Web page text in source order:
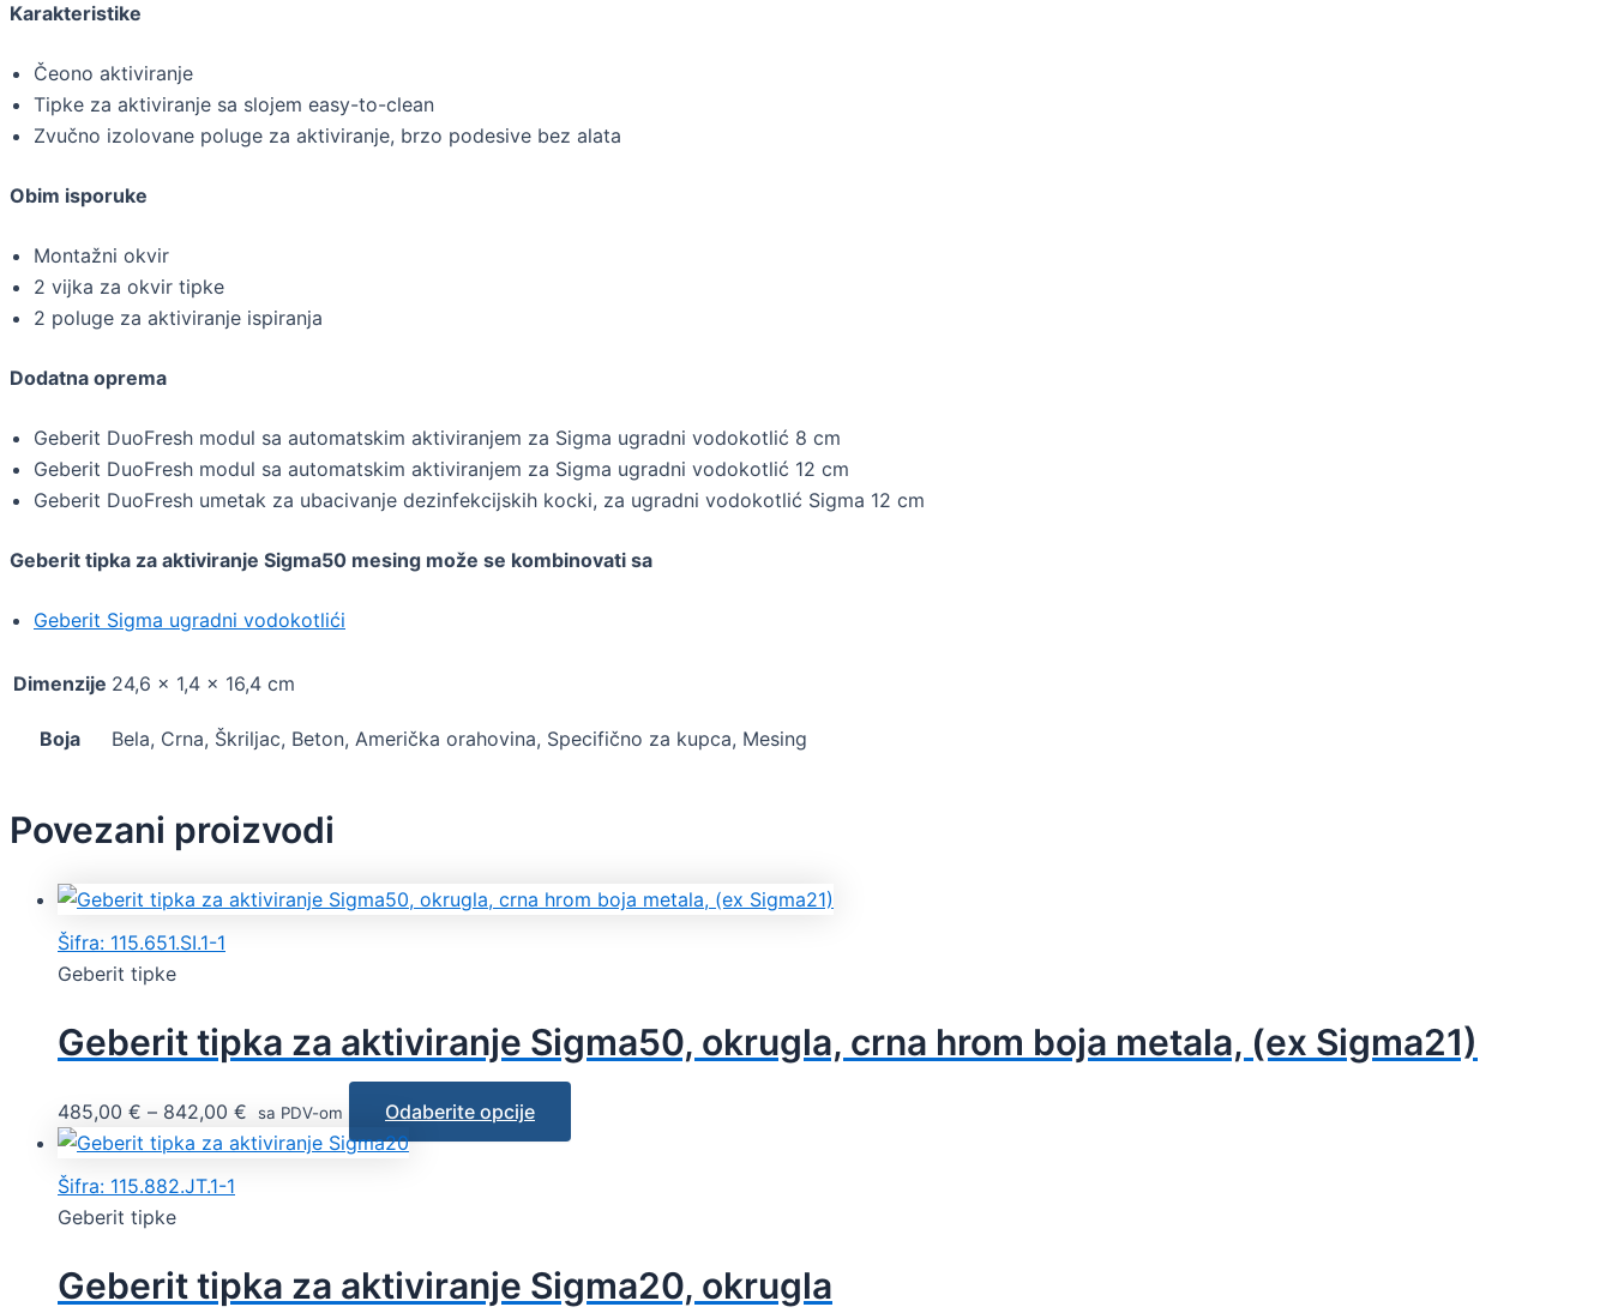
Karakteristike
Čeono aktiviranje
Tipke za aktiviranje sa slojem easy-to-clean
Zvučno izolovane poluge za aktiviranje, brzo podesive bez alata
Obim isporuke
Montažni okvir
2 vijka za okvir tipke
2 poluge za aktiviranje ispiranja
Dodatna oprema
Geberit DuoFresh modul sa automatskim aktiviranjem za Sigma ugradni vodokotlić 8 cm
Geberit DuoFresh modul sa automatskim aktiviranjem za Sigma ugradni vodokotlić 12 cm
Geberit DuoFresh umetak za ubacivanje dezinfekcijskih kocki, za ugradni vodokotlić Sigma 12 cm
Geberit tipka za aktiviranje Sigma50 mesing može se kombinovati sa
Geberit Sigma ugradni vodokotlići
Dimenzije 24,6 × 1,4 × 16,4 cm
Boja Bela, Crna, Škriljac, Beton, Američka orahovina, Specifično za kupca, Mesing
Povezani proizvodi
Šifra: 115.651.SI.1-1
Geberit tipke
Geberit tipka za aktiviranje Sigma50, okrugla, crna hrom boja metala, (ex Sigma21)
485,00 € – 842,00 € sa PDV-om Odaberite opcije
Šifra: 115.882.JT.1-1
Geberit tipke
Geberit tipka za aktiviranje Sigma20, okrugla